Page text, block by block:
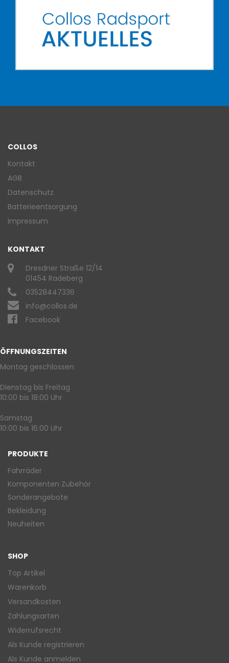
COLLOS
Kontakt
AGB
Datenschutz
Batterieentsorgung
Impressum
KONTAKT
Dresdner Straße 12/14
01454 Radeberg
03528447336
info@collos.de
Facebook
ÖFFNUNGSZEITEN
Montag geschlossen
Dienstag bis Freitag
10:00 bis 18:00 Uhr
Samstag
10:00 bis 16:00 Uhr
PRODUKTE
Fahrräder
Komponenten Zubehör
Sonderangebote
Bekleidung
Neuheiten
SHOP
Top Artikel
Warenkorb
Versandkosten
Zahlungsarten
Widerrufsrecht
Als Kunde registrieren
Als Kunde anmelden